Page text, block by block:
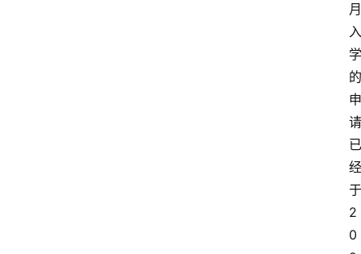
月
入
学
的
申
请
已
经
于
2
0